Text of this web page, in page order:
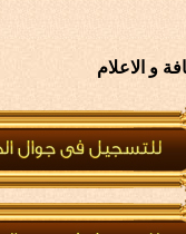
و الاعلام